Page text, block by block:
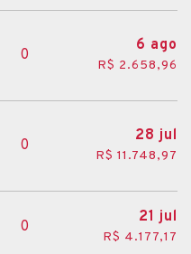
0
6 ago
R$ 2.658,96
0
28 jul
R$ 11.748,97
0
21 jul
R$ 4.177,17